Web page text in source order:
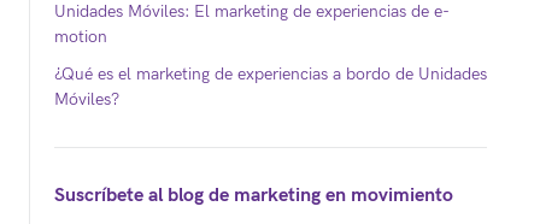
Unidades Móviles: El marketing de experiencias de e-
motion
¿Qué es el marketing de experiencias a bordo de Unidades
Móviles?
Suscríbete al blog de marketing en movimiento